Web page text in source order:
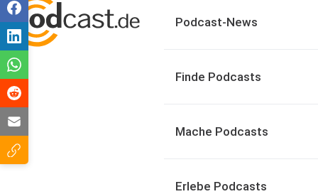
Podcast-News
Finde Podcasts
Mache Podcasts
Erlebe Podcasts